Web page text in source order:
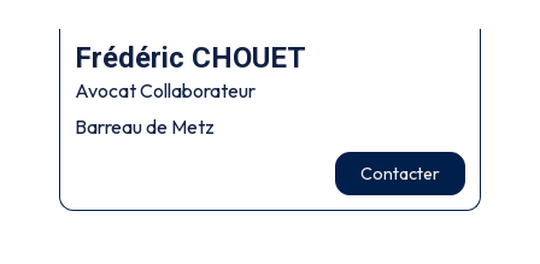
Frédéric CHOUET
Avocat Collaborateur
Barreau de Metz
Contacter